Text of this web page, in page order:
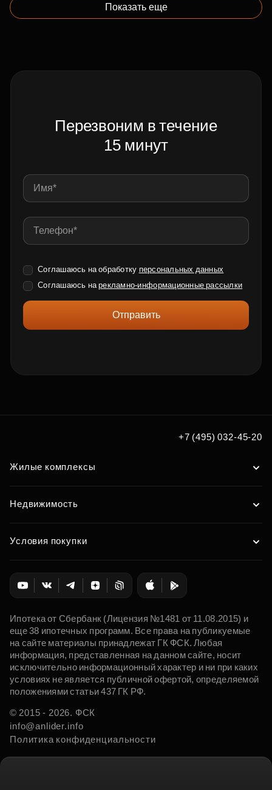
Показать еще
Перезвоним в течение
15 минут
Соглашаюсь на обработку персональных данных
Соглашаюсь нарекламно-информационные рассылки
Отправить
+7 (495) 032-45-20
Жилые комплексы
Недвижимость
Условия покупки
Ипотека от Сбербанк (Лицензия №1481 от 11.08.2015) и
еще 38 ипотечных программ. Все права на публикуемые
на сайте материалы принадлежат ГК ФСК. Любая
информация, представленная на данном сайте, носит
исключительно информационный характер и ни при каких
условиях не является публичной офертой, определяемой
положениями статьи 437 ГК РФ.
© 2015 - 2026. ФСК
info@anlider.info
Политика конфиденциальности